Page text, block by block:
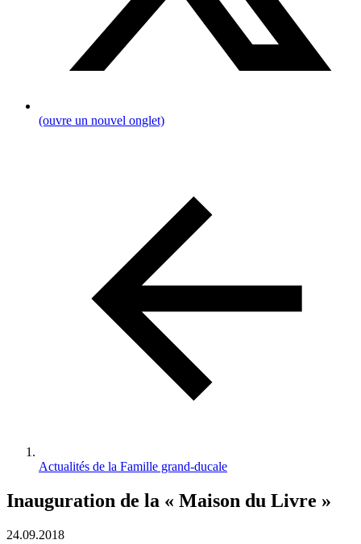
(ouvre un nouvel onglet)
Actualités de la Famille grand-ducale
Inauguration de la « Maison du Livre »
24.09.2018